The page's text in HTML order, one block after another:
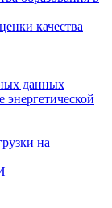
качества
данных
на